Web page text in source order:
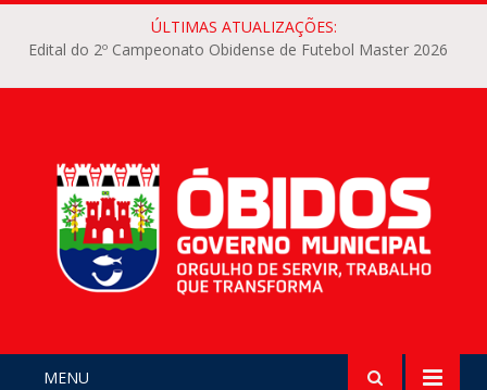
ÚLTIMAS ATUALIZAÇÕES:
Edital do 2º Campeonato Obidense de Futebol Master 2026
MENU